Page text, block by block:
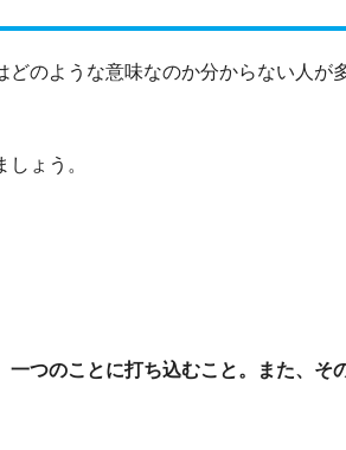
のような意味なのか分からない人が
ょう。
一つのことに打ち込むこと。また、そ